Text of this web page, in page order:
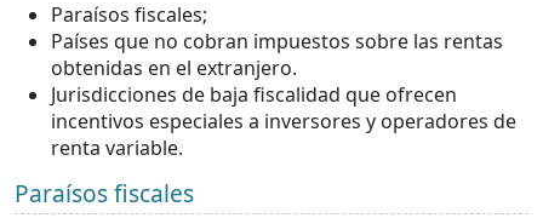
Paraísos fiscales;
Países que no cobran impuestos sobre las rentas
obtenidas en el extranjero.
Jurisdicciones de baja fiscalidad que ofrecen
incentivos especiales a inversores y operadores de
renta variable.
Paraísos fiscales